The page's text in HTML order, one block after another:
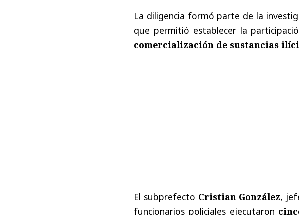
La diligencia formó parte de la
que permitió establecer la
comercialización de sustancias
El subprefecto Cristian González,
funcionarios policiales ejecutaron